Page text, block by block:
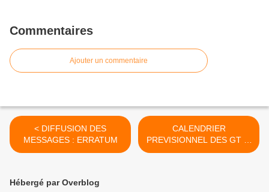
Commentaires
Ajouter un commentaire
< DIFFUSION DES
MESSAGES : ERRATUM
CALENDRIER
PREVISIONNEL DES GT et
CAPA - AS 2015-2016 >
Hébergé par Overblog